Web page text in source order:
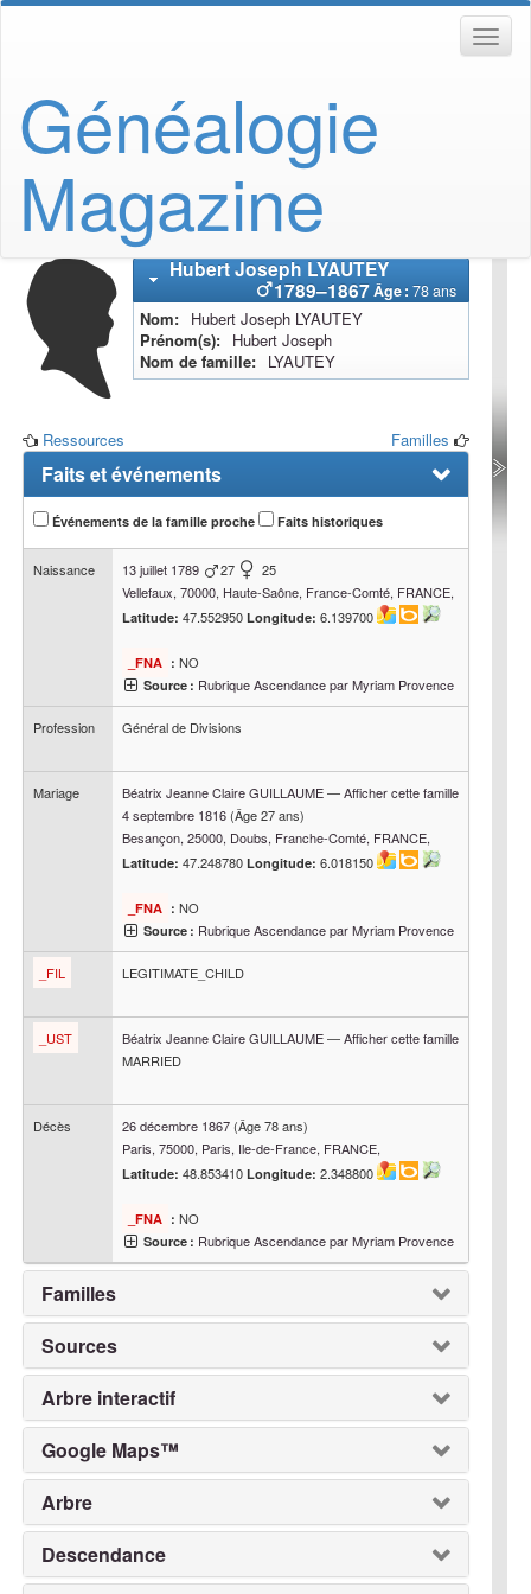
Généalogie
Magazine
Hubert JosephLYAUTEY
1789–1867Âge : 78 ans
Nom Hubert Joseph LYAUTEY
Prénom(s)
Hubert Joseph
Nom de famille
LYAUTEY
Ressources Familles
Faits et événements
Événements de la famille proche Faits historiques
Naissance 13 juillet 1789 27
25
Vellefaux, 70000, Haute-Saône, France-Comté, FRANCE,
Latitude:47.552950Longitude:6.139700
_FNA : NO
Source : Rubrique Ascendance par Myriam Provence
Profession Général de Divisions
Mariage Béatrix Jeanne ClaireGUILLAUME—Afficher cette famille
4 septembre 1816 (Âge 27 ans)
Besançon, 25000, Doubs, Franche-Comté, FRANCE,
Latitude:47.248780Longitude:6.018150
_FNA : NO
Source : Rubrique Ascendance par Myriam Provence
_FIL LEGITIMATE_CHILD
_UST Béatrix Jeanne ClaireGUILLAUME—Afficher cette famille
MARRIED
Décès 26 décembre 1867 (Âge 78 ans)
Paris, 75000, Paris, Ile-de-France, FRANCE,
Latitude:48.853410Longitude:2.348800
_FNA : NO
Source : Rubrique Ascendance par Myriam Provence
Familles
Sources
Arbre interactif
Google Maps™
Arbre
Descendance